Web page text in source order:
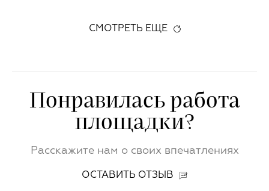
СМОТРЕТЬ ЕЩЕ
Понравилась работа
площадки?
Расскажите нам о своих впечатлениях
ОСТАВИТЬ ОТЗЫВ